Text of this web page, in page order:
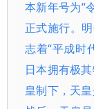
本新年号为“
正式施行。
志着“平成时
日本拥有极
皇制下，天